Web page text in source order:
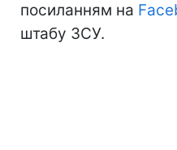
посиланням на
штабу ЗСУ.